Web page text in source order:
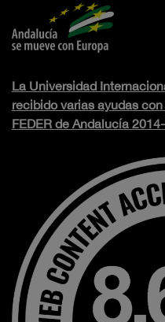
La Universidad
recibido varias ayudas
FEDER de Andalucía